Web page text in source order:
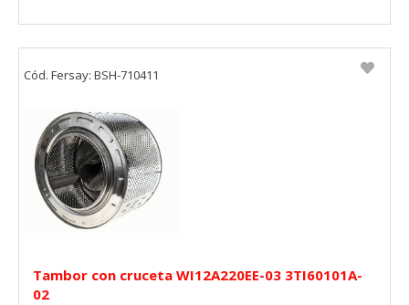
Tambor con cruceta WI12A220EE-03 3TI60101A-
02
Cód. Fersay: BSH-710411